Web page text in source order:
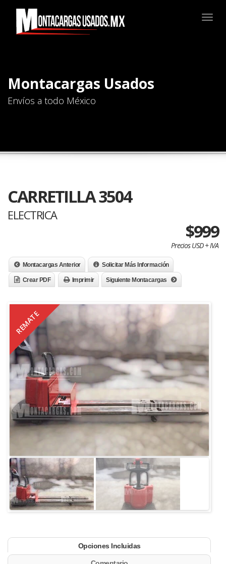
Montacargas Usados
Envíos a todo México
CARRETILLA 3504
ELECTRICA
$999
Precios USD + IVA
Montacargas Anterior Solicitar Más Información
Crear PDF Imprimir Siguiente Montacargas
REMATE
Opciones Incluidas